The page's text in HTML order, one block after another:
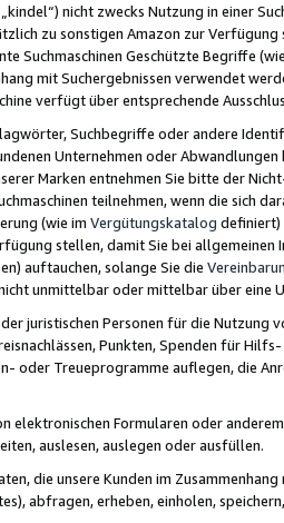
„kindel“) nicht zwecks Nutzung in einer
zu sonstigen Amazon zur
Suchmaschinen Geschützte Begriffe
mit Suchergebnissen verwendet
verfügt über entsprechende
Suchbegriffe oder andere
Unternehmen oder
Marken entnehmen Sie bitte der
teilnehmen, wenn die sich
(wie im Vergütungskatalog definiert)
stellen, damit Sie bei
auftauchen, solange Sie die
unmittelbar oder mittelbar über eine
juristischen Personen für die Nutzung
Punkten, Spenden für
oder Treueprogramme auflegen, die
elektronischen Formularen oder
auslesen, auslegen oder ausfüllen.
die unsere Kunden im
abfragen, erheben, einholen,